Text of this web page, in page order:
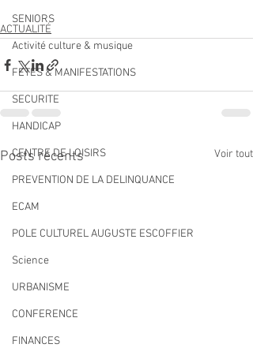
SENIORS
Activité culture & musique
FETES & MANIFESTATIONS
SECURITE
HANDICAP
CENTRE DE LOISIRS
PREVENTION DE LA DELINQUANCE
ECAM
POLE CULTUREL AUGUSTE ESCOFFIER
Science
URBANISME
CONFERENCE
FINANCES
ACTUALITÉ
Posts récents Voir tout